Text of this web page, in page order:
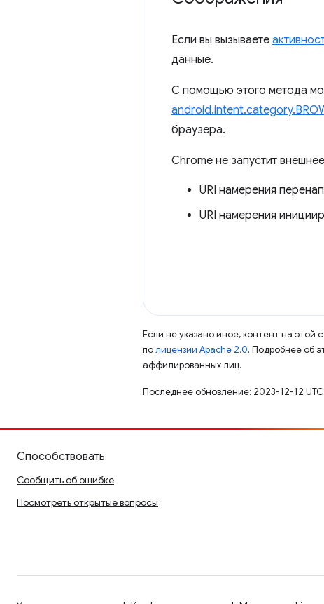
Если вы вызываете
данные.
С помощью этого метода
браузера.
Chrome не запустит
URI намерения
URI намерения
Если не указано иное, контент на этой
полицензии Apache 2.0. Подробнее об
аффилированных лиц.
Последнее обновление: 2023-12-12 UTC.
Способствовать
Сообщить об ошибке
Посмотреть открытые вопросы